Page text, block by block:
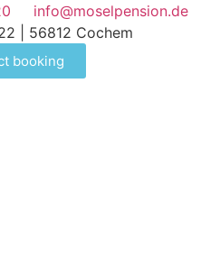
info@moselpension.de
| 56812 Cochem
booking